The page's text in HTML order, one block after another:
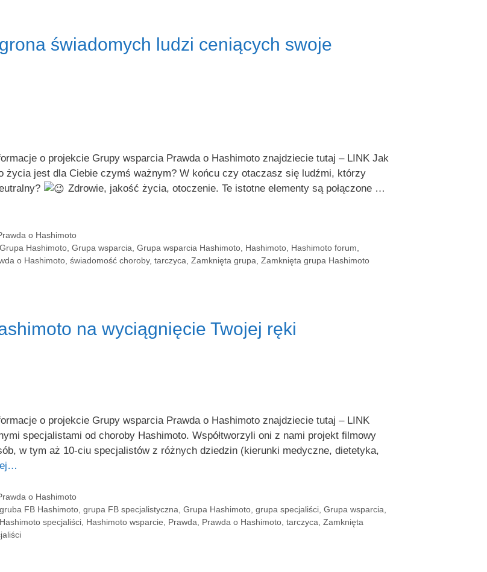
świadomych ludzi ceniących swoje
o projekcie Grupy wsparcia Prawda o Hashimoto znajdziecie tutaj – LINK Jak
życia jest dla Ciebie czymś ważnym? W końcu czy otaczasz się ludźmi, którzy
Zdrowie, jakość życia, otoczenie. Te istotne elementy są połączone …
o Hashimoto
Grupa Hashimoto, Grupa wsparcia Grupa wsparcia Hashimoto, Hashimoto, Hashimoto forum
o Hashimoto świadomość choroby, tarczyca Zamknięta grupa Zamknięta grupa Hashimoto
na wyciągnięcie Twojej ręki
o projekcie Grupy wsparcia Prawda o Hashimoto znajdziecie tutaj – LINK
specjalistami od choroby Hashimoto. Współtworzyli oni z nami projekt filmowy
w tym aż 10-ciu specjalistów z różnych dziedzin (kierunki medyczne, dietetyka,
o Hashimoto
gruba FB Hashimoto, grupa FB specjalistyczna, Grupa Hashimoto, grupa specjaliści, Grupa wsparcia,
Hashimoto specjaliści, Hashimoto wsparcie, Prawda, Prawda o Hashimoto, tarczyca, Zamknięta
Close
this
module
Zapisz się na doGrupy wsparcia Prawda o
Hashimoto. Uzyskaj profesjonalne wsparcie
ZAPISZ SIĘ DO GRUPY